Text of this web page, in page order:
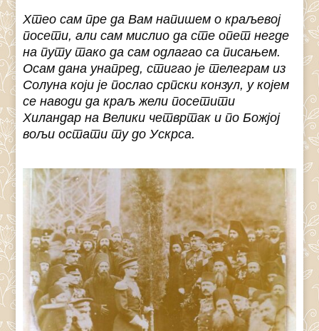
Хтео сам пре да Вам напишем о краљевој
посети, али сам мислио да сте опет негде
на путу тако да сам одлагао са писањем.
Осам дана унапред, стигао је телеграм из
Солуна који је послао српски конзул, у којем
се наводи да краљ жели посетити
Хиландар на Велики четвртак и по Божјој
вољи остати ту до Ускрса.